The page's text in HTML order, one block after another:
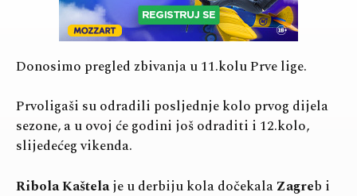
Donosimo pregled zbivanja u 11.kolu Prve lige.
Prvoligaši su odradili posljednje kolo prvog dijela
sezone, a u ovoj će godini još odraditi i 12.kolo,
slijedećeg vikenda.
Ribola Kaštelaje u derbiju kola dočekalaZagreb i